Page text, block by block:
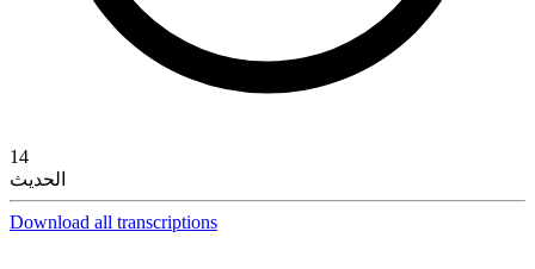
14
الحديث
Download all transcriptions